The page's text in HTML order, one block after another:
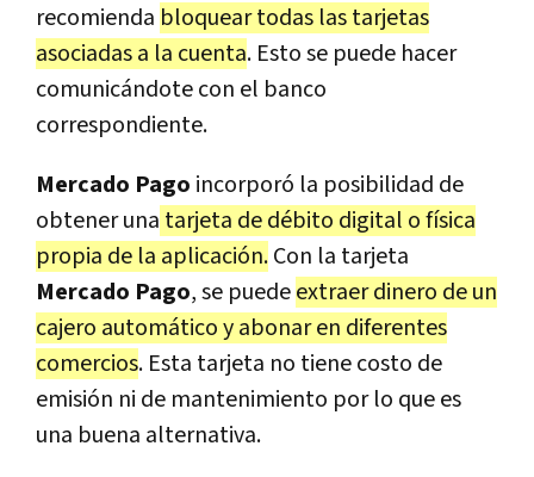
recomienda bloquear todas las tarjetas
asociadas a la cuenta. Esto se puede hacer
comunicándote con el banco
correspondiente.
Mercado Pago incorporó la posibilidad de
obtener una tarjeta de débito digital o física
propia de la aplicación.Con la tarjeta
Mercado Pago, se puedeextraer dinero de un
cajero automático y abonar en diferentes
comercios. Esta tarjeta no tiene costo de
emisión ni de mantenimiento por lo que es
una buena alternativa.